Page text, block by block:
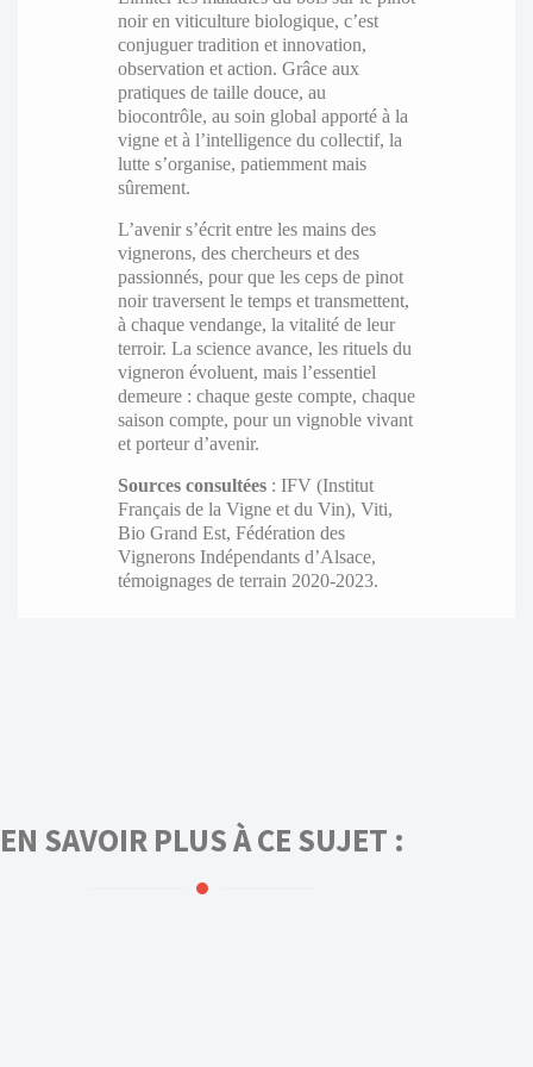
noir en viticulture biologique, c’est
conjuguer tradition et innovation,
observation et action. Grâce aux
pratiques de taille douce, au
biocontrôle, au soin global apporté à la
vigne et à l’intelligence du collectif, la
lutte s’organise, patiemment mais
sûrement.
L’avenir s’écrit entre les mains des
vignerons, des chercheurs et des
passionnés, pour que les ceps de pinot
noir traversent le temps et transmettent,
à chaque vendange, la vitalité de leur
terroir. La science avance, les rituels du
vigneron évoluent, mais l’essentiel
demeure : chaque geste compte, chaque
saison compte, pour un vignoble vivant
et porteur d’avenir.
Sources consultées: IFV (Institut
Français de la Vigne et du Vin), Viti,
Bio Grand Est, Fédération des
Vignerons Indépendants d’Alsace,
témoignages de terrain 2020-2023.
EN SAVOIR PLUS À CE SUJET :